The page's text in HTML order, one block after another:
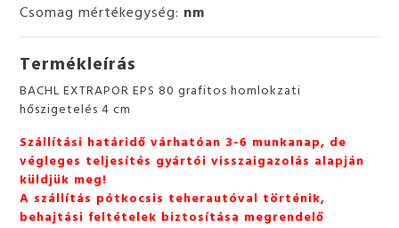
Csomag mértékegység: nm
Termékleírás
BACHL EXTRAPOR EPS 80 grafitos homlokzati
hőszigetelés 4 cm
Szállítási határidő várhatóan 3-6 munkanap, de
végleges teljesítés gyártói visszaigazolás alapján
küldjük meg!
A szállítás pótkocsis teherautóval történik,
behajtási feltételek biztosítása megrendelő